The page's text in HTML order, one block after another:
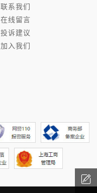
联系我们
在线留言
投诉建议
加入我们